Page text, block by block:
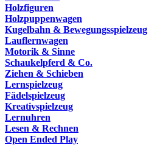
Holzfiguren
Holzpuppenwagen
Kugelbahn & Bewegungsspielzeug
Lauflernwagen
Motorik & Sinne
Schaukelpferd & Co.
Ziehen & Schieben
Lernspielzeug
Fädelspielzeug
Kreativspielzeug
Lernuhren
Lesen & Rechnen
Open Ended Play